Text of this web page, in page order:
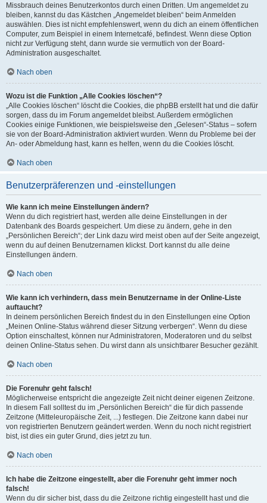
Missbrauch deines Benutzerkontos durch einen Dritten. Um angemeldet zu
bleiben, kannst du das Kästchen „Angemeldet bleiben“ beim Anmelden
auswählen. Dies ist nicht empfehlenswert, wenn du dich an einem öffentlichen
Computer, zum Beispiel in einem Internetcafé, befindest. Wenn diese Option
nicht zur Verfügung steht, dann wurde sie vermutlich von der Board-
Administration ausgeschaltet.
Nach oben
Wozu ist die Funktion „Alle Cookies löschen“?
„Alle Cookies löschen“ löscht die Cookies, die phpBB erstellt hat und die dafür
sorgen, dass du im Forum angemeldet bleibst. Außerdem ermöglichen
Cookies einige Funktionen, wie beispielsweise den „Gelesen“-Status – sofern
sie von der Board-Administration aktiviert wurden. Wenn du Probleme bei der
An- oder Abmeldung hast, kann es helfen, wenn du die Cookies löscht.
Nach oben
Benutzerpräferenzen und -einstellungen
Wie kann ich meine Einstellungen ändern?
Wenn du dich registriert hast, werden alle deine Einstellungen in der
Datenbank des Boards gespeichert. Um diese zu ändern, gehe in den
„Persönlichen Bereich“; der Link dazu wird meist oben auf der Seite angezeigt,
wenn du auf deinen Benutzernamen klickst. Dort kannst du alle deine
Einstellungen ändern.
Nach oben
Wie kann ich verhindern, dass mein Benutzername in der Online-Liste
auftaucht?
In deinem persönlichen Bereich findest du in den Einstellungen eine Option
„Meinen Online-Status während dieser Sitzung verbergen“. Wenn du diese
Option einschaltest, können nur Administratoren, Moderatoren und du selbst
deinen Online-Status sehen. Du wirst dann als unsichtbarer Besucher gezählt.
Nach oben
Die Forenuhr geht falsch!
Möglicherweise entspricht die angezeigte Zeit nicht deiner eigenen Zeitzone.
In diesem Fall solltest du im „Persönlichen Bereich“ die für dich passende
Zeitzone (Mitteleuropäische Zeit, ...) festlegen. Die Zeitzone kann dabei nur
von registrierten Benutzern geändert werden. Wenn du noch nicht registriert
bist, ist dies ein guter Grund, dies jetzt zu tun.
Nach oben
Ich habe die Zeitzone eingestellt, aber die Forenuhr geht immer noch
falsch!
Wenn du dir sicher bist, dass du die Zeitzone richtig eingestellt hast und die